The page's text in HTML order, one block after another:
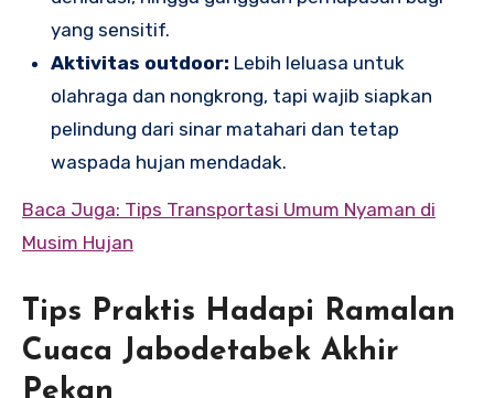
yang sensitif.
Aktivitas outdoor: Lebih leluasa untuk
olahraga dan nongkrong, tapi wajib siapkan
pelindung dari sinar matahari dan tetap
waspada hujan mendadak.
Baca Juga: Tips Transportasi Umum Nyaman di
Musim Hujan
Tips Praktis Hadapi Ramalan
Cuaca Jabodetabek Akhir
Pekan